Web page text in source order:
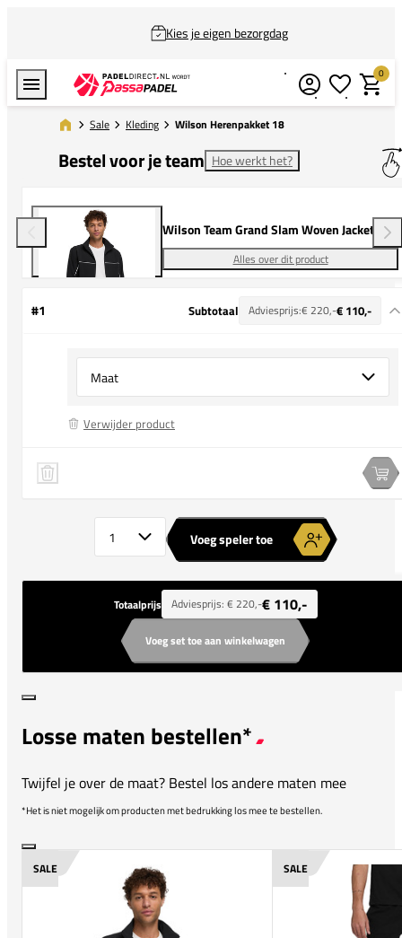
Kies je eigen bezorgdag
0
Sale Kleding Wilson Herenpakket 18
Bestel voor je team Hoe werkt het?
Wilson Team Grand Slam Woven Jacket
Alles over dit product
#1 Subtotaal Adviesprijs:€ 220,-€ 110,-
Verwijder product
Speler 1 verwijderen
Aantal spelers
Voeg speler toe
Totaalprijs Adviesprijs: € 220,-€ 110,-
Voeg set toe aan winkelwagen
Losse maten bestellen*
Twijfel je over de maat? Bestel los andere maten mee
*Het is niet mogelijk om producten met bedrukking los mee te bestellen.
SALE SALE